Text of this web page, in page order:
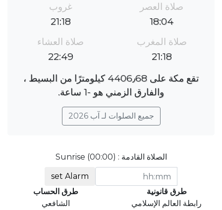
صلاة العصر
18:04
غروب
21:18
صلاة المغرب
21:18
صلاة العشاء
22:49
تقع مكة على 4406٫68 كيلومترًا من البسيط ،
والفارق الزمني هو ؜-1 ساعة.
جميع الصلوات لـ آب 2026
الصلاة القادمة : Sunrise (00:00)
set Alarm
طرق قانونية
رابطة العالم الإسلامي
طرق الحساب
الشافعي